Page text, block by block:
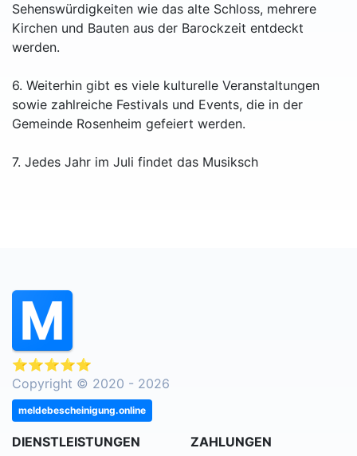
Sehenswürdigkeiten wie das alte Schloss, mehrere
Kirchen und Bauten aus der Barockzeit entdeckt
werden.
6. Weiterhin gibt es viele kulturelle Veranstaltungen
sowie zahlreiche Festivals und Events, die in der
Gemeinde Rosenheim gefeiert werden.
7. Jedes Jahr im Juli findet das Musiksch
⭐⭐⭐⭐⭐
Copyright © 2020 - 2026
meldebescheinigung.online
DIENSTLEISTUNGEN ZAHLUNGEN